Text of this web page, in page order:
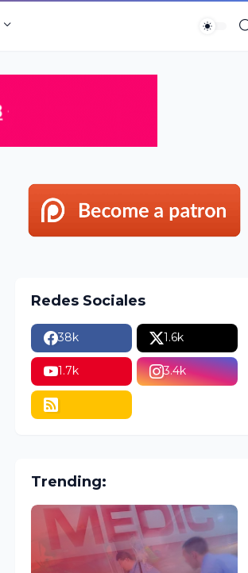
Redes Sociales
38k 1.6k
1.7k 3.4k
Trending: